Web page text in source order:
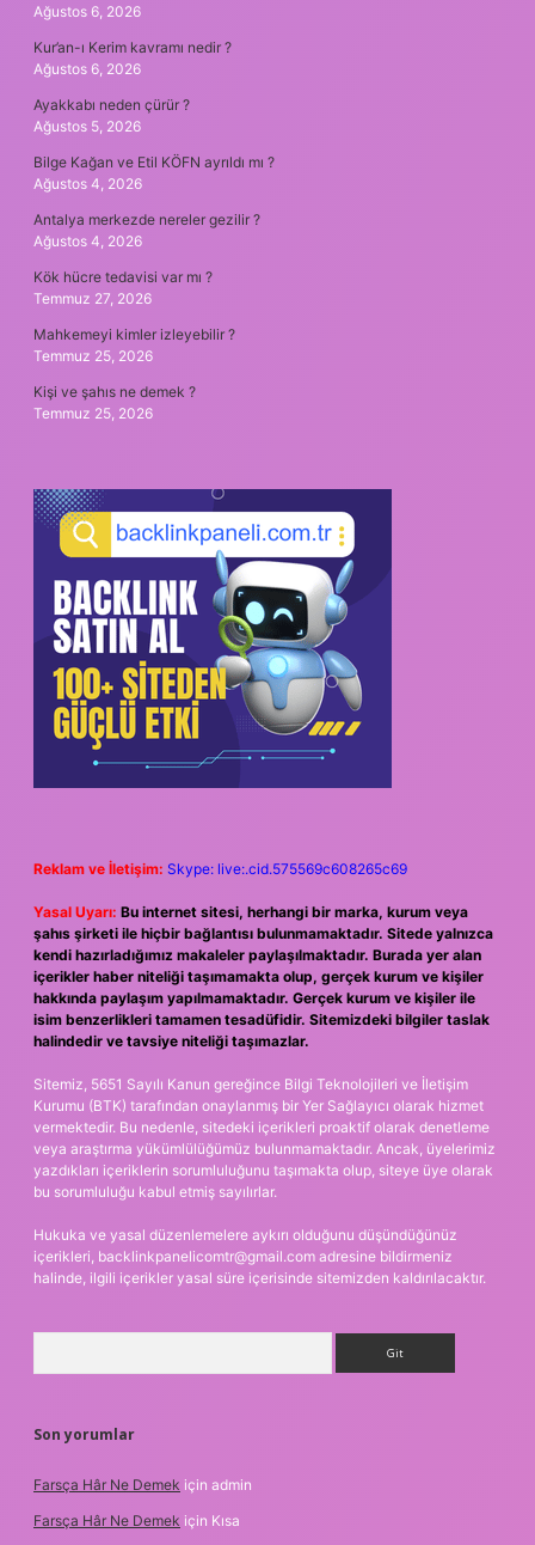
Ağustos 6, 2026
Kur’an-ı Kerim kavramı nedir ?
Ağustos 6, 2026
Ayakkabı neden çürür ?
Ağustos 5, 2026
Bilge Kağan ve Etil KÖFN ayrıldı mı ?
Ağustos 4, 2026
Antalya merkezde nereler gezilir ?
Ağustos 4, 2026
Kök hücre tedavisi var mı ?
Temmuz 27, 2026
Mahkemeyi kimler izleyebilir ?
Temmuz 25, 2026
Kişi ve şahıs ne demek ?
Temmuz 25, 2026
Reklam ve İletişim: Skype: live:.cid.575569c608265c69
Yasal Uyarı: Bu internet sitesi, herhangi bir marka, kurum veya
şahıs şirketi ile hiçbir bağlantısı bulunmamaktadır. Sitede yalnızca
kendi hazırladığımız makaleler paylaşılmaktadır. Burada yer alan
içerikler haber niteliği taşımamakta olup, gerçek kurum ve kişiler
hakkında paylaşım yapılmamaktadır. Gerçek kurum ve kişiler ile
isim benzerlikleri tamamen tesadüfidir. Sitemizdeki bilgiler taslak
halindedir ve tavsiye niteliği taşımazlar.
Sitemiz, 5651 Sayılı Kanun gereğince Bilgi Teknolojileri ve İletişim
Kurumu (BTK) tarafından onaylanmış bir Yer Sağlayıcı olarak hizmet
vermektedir. Bu nedenle, sitedeki içerikleri proaktif olarak denetleme
veya araştırma yükümlülüğümüz bulunmamaktadır. Ancak, üyelerimiz
yazdıkları içeriklerin sorumluluğunu taşımakta olup, siteye üye olarak
bu sorumluluğu kabul etmiş sayılırlar.
Hukuka ve yasal düzenlemelere aykırı olduğunu düşündüğünüz
içerikleri, backlinkpanelicomtr@gmail.com adresine bildirmeniz
halinde, ilgili içerikler yasal süre içerisinde sitemizden kaldırılacaktır.
Son yorumlar
Farsça Hâr Ne Demek için admin
Farsça Hâr Ne Demek için Kısa